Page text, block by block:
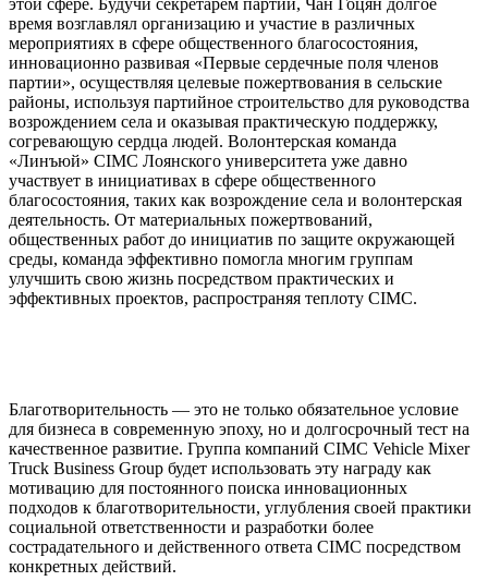
время возглавлял организацию и участие в различных
мероприятиях в сфере общественного благосостояния,
инновационно развивая «Первые сердечные поля членов
партии», осуществляя целевые пожертвования в сельские
районы, используя партийное строительство для руководства
возрождением села и оказывая практическую поддержку,
согревающую сердца людей. Волонтерская команда
«Линъюй» CIMC Лоянского университета уже давно
участвует в инициативах в сфере общественного
благосостояния, таких как возрождение села и волонтерская
деятельность. От материальных пожертвований,
общественных работ до инициатив по защите окружающей
среды, команда эффективно помогла многим группам
улучшить свою жизнь посредством практических и
эффективных проектов, распространяя теплоту CIMC.
Благотворительность — это не только обязательное условие
для бизнеса в современную эпоху, но и долгосрочный тест на
качественное развитие. Группа компаний CIMC Vehicle Mixer
Truck Business Group будет использовать эту награду как
мотивацию для постоянного поиска инновационных
подходов к благотворительности, углубления своей практики
социальной ответственности и разработки более
сострадательного и действенного ответа CIMC посредством
конкретных действий.